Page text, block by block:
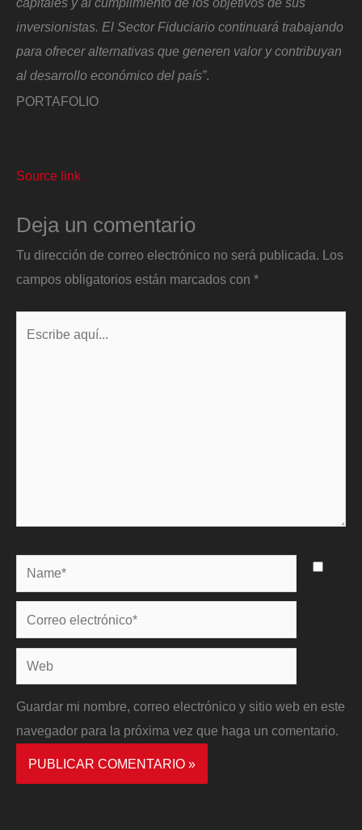
inversionistas. El Sector Fiduciario continuará trabajando
para ofrecer alternativas que generen valor y contribuyan
al desarrollo económico del país”.
PORTAFOLIO
Source link
Deja un comentario
Tu dirección de correo electrónico no será publicada. Los
campos obligatorios están marcados con *
Name*
Correo
electrónico*
Web
Guardar mi nombre, correo electrónico y sitio web en este
navegador para la próxima vez que haga un comentario.